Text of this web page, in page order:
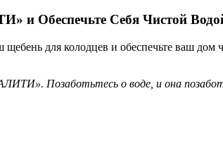
и Обеспечьте Себя Чистой
щебень для колодцев и обеспечьте ваш
Позаботьтесь о воде, и она